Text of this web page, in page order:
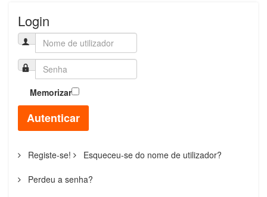
Login
Memorizar
Autenticar
Registe-se! Esqueceu-se do nome de utilizador?
Perdeu a senha?